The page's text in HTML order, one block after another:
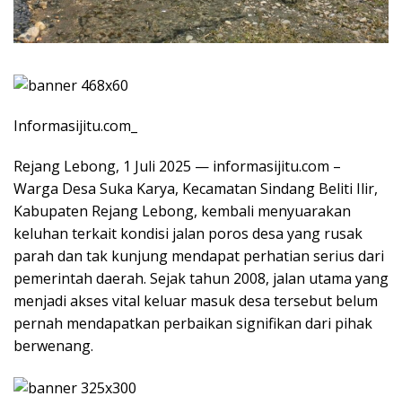
Informasijitu.com_
Rejang Lebong, 1 Juli 2025 — informasijitu.com –
Warga Desa Suka Karya, Kecamatan Sindang Beliti Ilir,
Kabupaten Rejang Lebong, kembali menyuarakan
keluhan terkait kondisi jalan poros desa yang rusak
parah dan tak kunjung mendapat perhatian serius dari
pemerintah daerah. Sejak tahun 2008, jalan utama yang
menjadi akses vital keluar masuk desa tersebut belum
pernah mendapatkan perbaikan signifikan dari pihak
berwenang.